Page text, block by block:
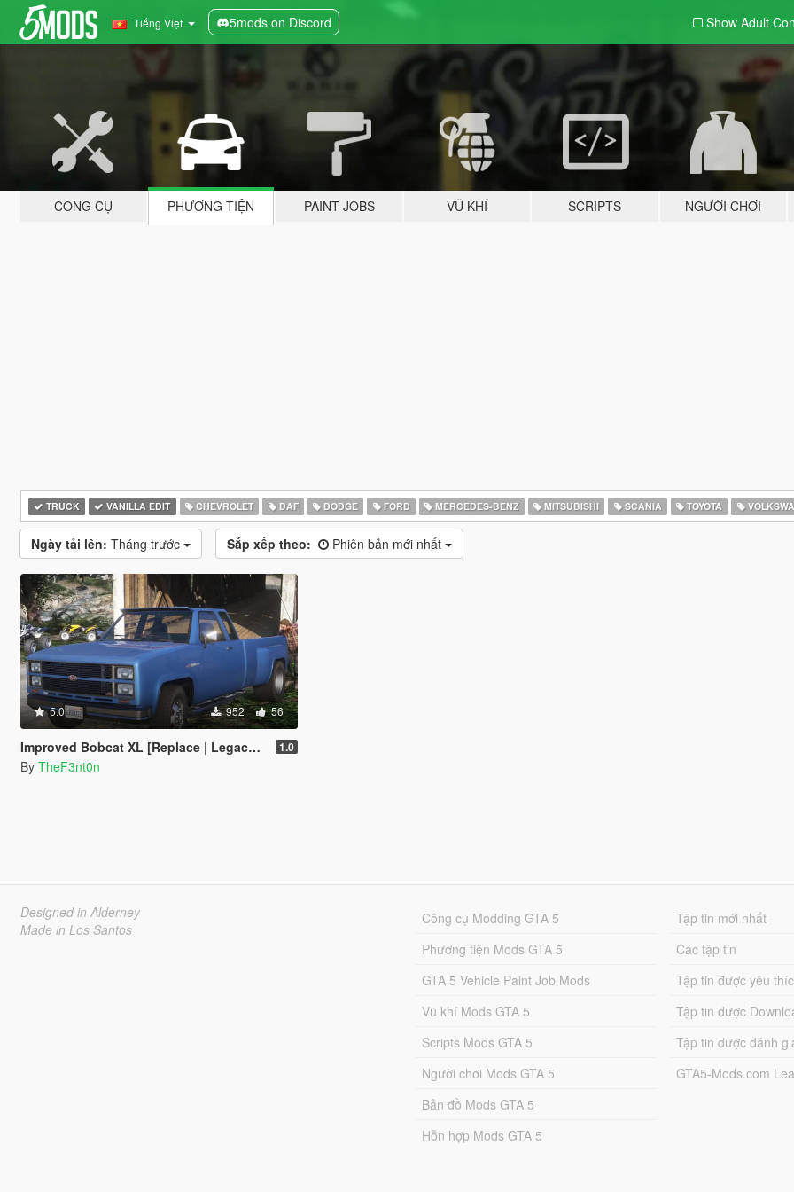
Tiếng Việt 5mods on Discord Show Adult
CÔNG CỤ PHƯƠNG TIỆN PAINT JOBS VŨ KHÍ SCRIPTS NGƯỜI CHƠI
TRUCK VANILLA EDIT CHEVROLET DAF DODGE FORD MERCEDES-BENZ MITSUBISHI SCANIA TOYOTA
Ngày tải lên: Tháng trước Sắp xếp theo: Phiên bản mới nhất
5.0 952 56
Improved Bobcat XL [Replace | Legacy | Enhanced] 1.0
By TheF3nt0n
Designed in Alderney
Made in Los Santos
Công cụ Modding GTA 5
Phương tiện Mods GTA 5
GTA 5 Vehicle Paint Job Mods
Vũ khí Mods GTA 5
Scripts Mods GTA 5
Người chơi Mods GTA 5
Bản đồ Mods GTA 5
Hỗn hợp Mods GTA 5
Tập tin mới nhất
Các tập tin
Tập tin được yêu
Tập tin được
Tập tin được đánh
GTA5-Mods.com